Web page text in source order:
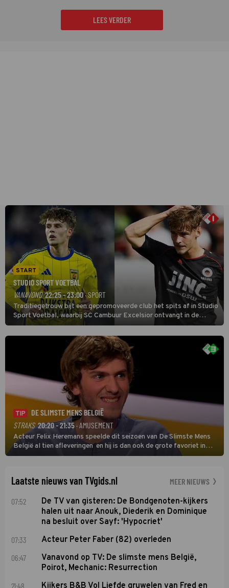
LEES VERDER
START
STUDIO SPORT VOETBAL
VANAVOND 22:25 - 23:00· SPORT
Traditiegetrouw bijt een gepromoveerde club het spits af in Studio
Sport Voetbal, waarbij SC Cambuur Excelsior ontvangt in de
eerste wedstrijd van het nieuwe Eredivisieseizoen. De nieuwe
oefenmeester is Johan Plat en hij wil aanvallend voetballen.
TIP
DE SLIMSTE MENS BELGIË
STRAKS 20:20 - 21:35· AMUSEMENT
Acteur Felix Heremans speelde dit seizoen van De Slimste Mens
België al tien afleveringen en hij is dan ook de grote favoriet in
deze seizoensfinale. En er is Nederlandse inbreng, want komiek
Laatste nieuws van TVgids.nl MEER NIEUWS
07:52
De TV van gisteren: De Bondgenoten-kijkers
halen uit naar Anouk, Diederik en Dominique
na besluit over Sayf: 'Hypocriet'
07:33 Acteur Peter Faber (82) overleden
06:47
Vanavond op TV: De slimste mens België,
Poirot, Mechanic: Resurrection
21:48
Kijkers B&B Vol Liefde gruwelen van Fred en